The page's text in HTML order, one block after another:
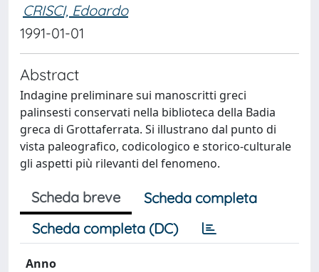
CRISCI, Edoardo
1991-01-01
Abstract
Indagine preliminare sui manoscritti greci
palinsesti conservati nella biblioteca della Badia
greca di Grottaferrata. Si illustrano dal punto di
vista paleografico, codicologico e storico-culturale
gli aspetti più rilevanti del fenomeno.
Scheda breve
Scheda completa
Scheda completa (DC)
Anno